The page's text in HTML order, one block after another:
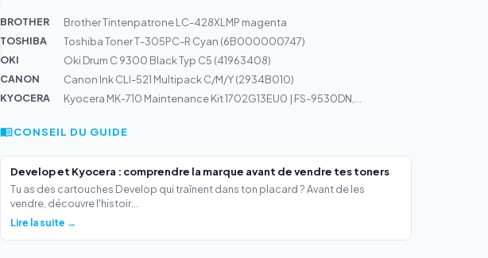
BROTHER
Brother Tintenpatrone LC-428XLMP magenta
TOSHIBA
Toshiba Toner T-305PC-R Cyan (6B000000747)
OKI
Oki Drum C 9300 Black Typ C5 (41963408)
CANON
Canon Ink CLI-521 Multipack C/M/Y (2934B010)
KYOCERA
Kyocera MK-710 Maintenance Kit 1702G13EU0 | FS-9530DN,...
CONSEIL DU GUIDE
Develop et Kyocera : comprendre la marque avant de vendre tes toners
Tu as des cartouches Develop qui traînent dans ton placard ? Avant de les
vendre, découvre l'histoir...
Lire la suite →